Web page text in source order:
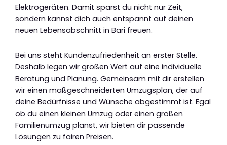
Elektrogeräten. Damit sparst du nicht nur Zeit,
sondern kannst dich auch entspannt auf deinen
neuen Lebensabschnitt in Bari freuen.
Bei uns steht Kundenzufriedenheit an erster Stelle.
Deshalb legen wir großen Wert auf eine individuelle
Beratung und Planung. Gemeinsam mit dir erstellen
wir einen maßgeschneiderten Umzugsplan, der auf
deine Bedürfnisse und Wünsche abgestimmt ist. Egal
ob du einen kleinen Umzug oder einen großen
Familienumzug planst, wir bieten dir passende
Lösungen zu fairen Preisen.